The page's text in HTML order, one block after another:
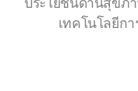
เทคโนโลยีก
Join ASEA Denmark